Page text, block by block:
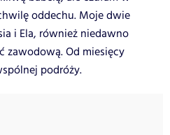
oddechu. Moje dwie
i Ela, również niedawno
zawodową. Od miesięcy
podróży.